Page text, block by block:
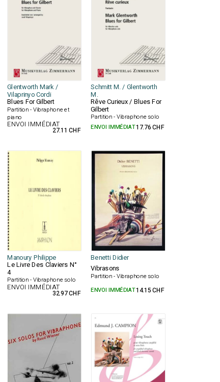
Glentworth Mark /
Vilaprinyo Cordi
Schmitt M. / Glentworth
M.
Blues For Gilbert
Partition - Vibraphone et
piano
Rêve Curieux / Blues For
Gilbert
Partition - Vibraphone solo
ENVOI IMMÉDIAT
27.11 CHF ENVOI IMMÉDIAT17.76 CHF
Manoury Philippe
Benetti Didier
Le Livre Des Claviers N°
4
Partition - Vibraphone solo
Vibrasons
Partition - Vibraphone solo
ENVOI IMMÉDIAT
32.97 CHF ENVOI IMMÉDIAT14.15 CHF